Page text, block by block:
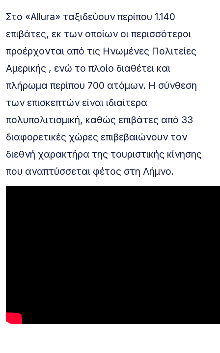
Στο «Allura» ταξιδεύουν περίπου 1.140
επιβάτες, εκ των οποίων οι περισσότεροι
προέρχονται από τις Ηνωμένες Πολιτείες
Αμερικής , ενώ το πλοίο διαθέτει και
πλήρωμα περίπου 700 ατόμων. Η σύνθεση
των επισκεπτών είναι ιδιαίτερα
πολυπολιτισμική, καθώς επιβάτες από 33
διαφορετικές χώρες επιβεβαιώνουν τον
διεθνή χαρακτήρα της τουριστικής κίνησης
που αναπτύσσεται φέτος στη Λήμνο.